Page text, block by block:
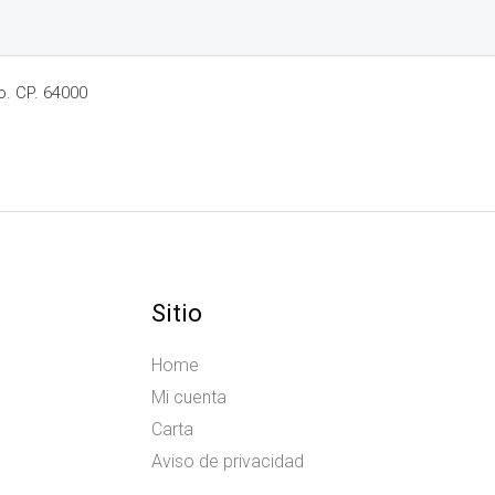
CP. 64000
Sitio
Home
Mi cuenta
Carta
Aviso de privacidad